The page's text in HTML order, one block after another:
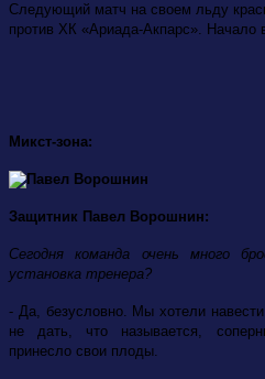
Следующий матч на своем льду
против ХК «Ариада-Акпарc». Начало
Микст-зона:
Защитник Павел Ворошнин:
Сегодня команда очень много
установка тренера?
- Да, безусловно. Мы хотели
не дать, что называется,
принесло свои плоды.